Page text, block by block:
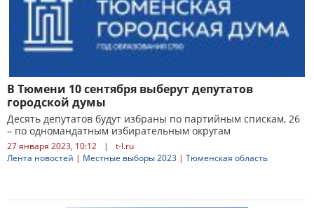
В Тюмени 10 сентября выберут депутатов
городской думы
Десять депутатов будут избраны по партийным спискам, 26
– по одномандатным избирательным округам
27 января 2023, 10:12 |
t-l.ru
Лента новостей | Местные выборы 2023 | Тюменская область